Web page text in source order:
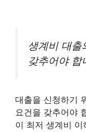
생계비 대출
갖추어야 합
대출을 신청하기
요건을 갖추어야
이 최저 생계비